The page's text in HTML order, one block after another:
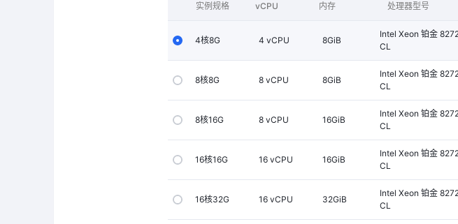
实例规格 vCPU 内存 处理器型号
4核8G 4 vCPU 8GiB
Intel Xeon 铂金
CL
8核8G 8 vCPU 8GiB
Intel Xeon 铂金
CL
8核16G 8 vCPU 16GiB
Intel Xeon 铂金
CL
16核16G 16 vCPU 16GiB
Intel Xeon 铂金
CL
16核32G 16 vCPU 32GiB
Intel Xeon 铂金
CL